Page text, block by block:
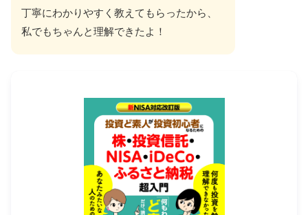
丁寧にわかりやすく教えてもらったから、
私でもちゃんと理解できたよ！